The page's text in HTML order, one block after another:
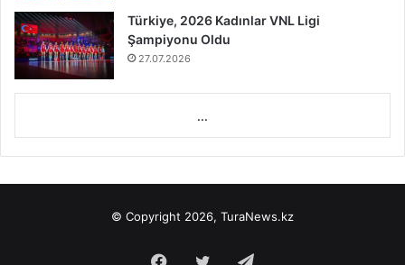
Türkiye, 2026 Kadınlar VNL Ligi
Şampiyonu Oldu
27.07.2026
...
© Copyright 2026, TuraNews.kz
Facebook
Twitter